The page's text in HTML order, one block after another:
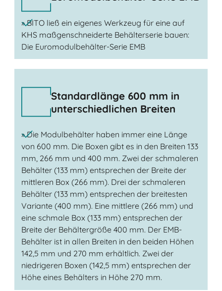
» BITO ließ ein eigenes Werkzeug für eine auf
KHS maßgenschneiderte Behälterserie bauen:
Die Euromodulbehälter-Serie EMB
Standardlänge 600 mm in
unterschiedlichen Breiten
» Die Modulbehälter haben immer eine Länge
von 600 mm. Die Boxen gibt es in den Breiten 133
mm, 266 mm und 400 mm. Zwei der schmaleren
Behälter (133 mm) entsprechen der Breite der
mittleren Box (266 mm). Drei der schmaleren
Behälter (133 mm) entsprechen der breitesten
Variante (400 mm). Eine mittlere (266 mm) und
eine schmale Box (133 mm) entsprechen der
Breite der Behältergröße 400 mm. Der EMB-
Behälter ist in allen Breiten in den beiden Höhen
142,5 mm und 270 mm erhältlich. Zwei der
niedrigeren Boxen (142,5 mm) entsprechen der
Höhe eines Behälters in Höhe 270 mm.